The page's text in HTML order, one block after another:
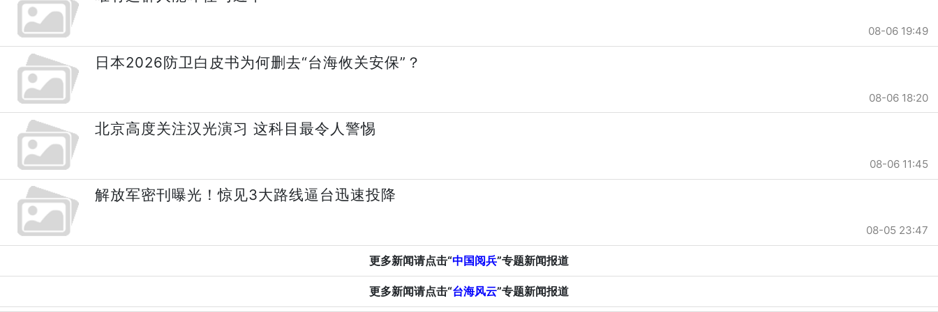
08-06 19:49
日本2026防卫白皮书为何删去“台海攸关安保”？
08-06 18:20
北京高度关注汉光演习 这科目最令人警惕
08-06 11:45
解放军密刊曝光！惊见3大路线逼台迅速投降
08-05 23:47
更多新闻请点击“中国阅兵”专题新闻报道
更多新闻请点击“台海风云”专题新闻报道